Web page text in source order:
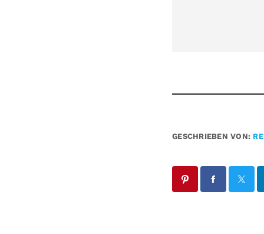
GESCHRIEBEN VON: